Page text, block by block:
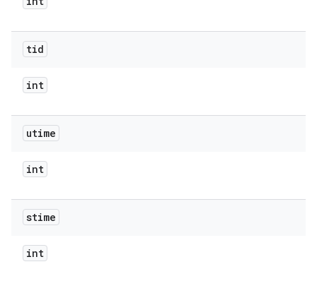
tid
int
utime
int
stime
int